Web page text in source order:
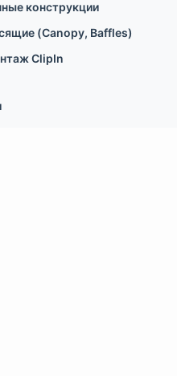
конструкции
(Canopy, Baffles)
ClipIn